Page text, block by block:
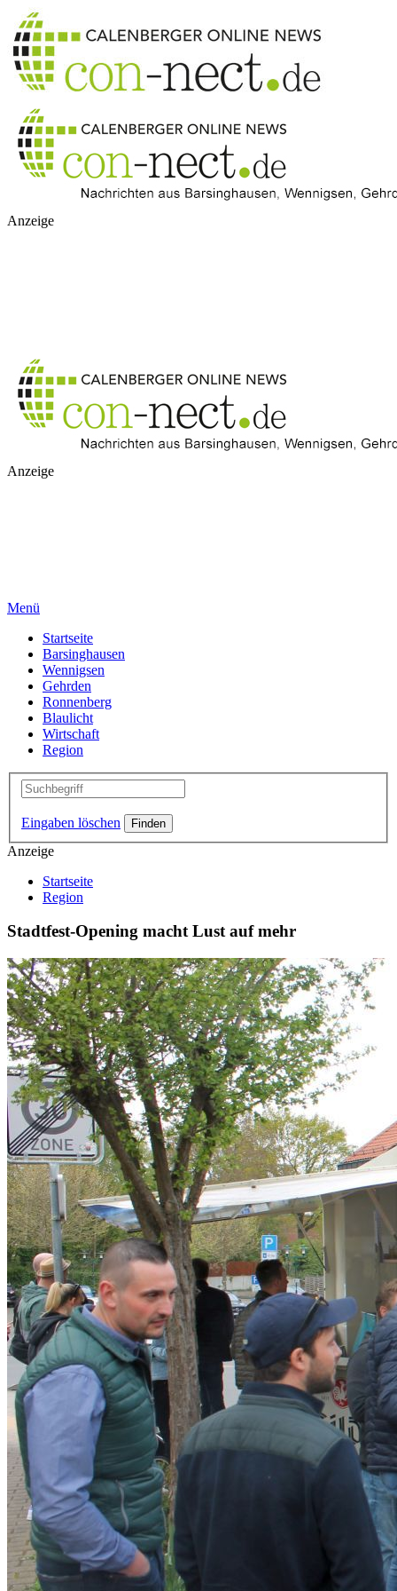
Anzeige
Anzeige
Menü
Startseite
Barsinghausen
Wennigsen
Gehrden
Ronnenberg
Blaulicht
Wirtschaft
Region
Eingaben löschen
Anzeige
Startseite
Region
Stadtfest-Opening macht Lust auf mehr